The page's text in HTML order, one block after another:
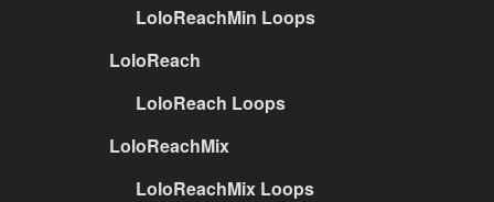
LoloReachMin Loops
LoloReach
LoloReach Loops
LoloReachMix
LoloReachMix Loops